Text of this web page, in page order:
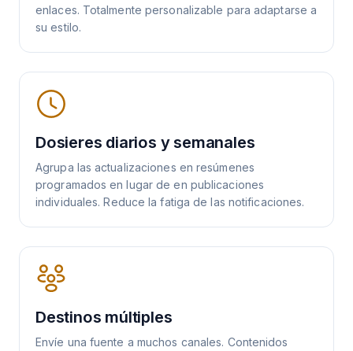
enlaces. Totalmente personalizable para adaptarse a
su estilo.
Dosieres diarios y semanales
Agrupa las actualizaciones en resúmenes
programados en lugar de en publicaciones
individuales. Reduce la fatiga de las notificaciones.
Destinos múltiples
Envíe una fuente a muchos canales. Contenidos